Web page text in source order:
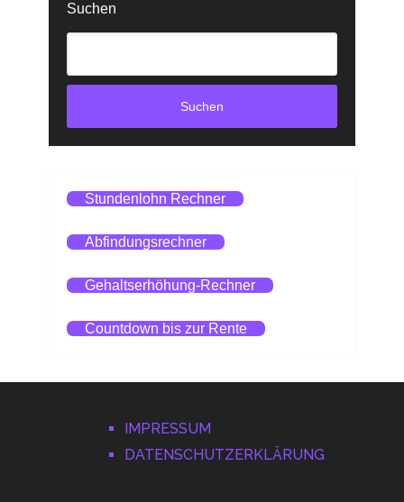
Suchen
Suchen
Stundenlohn Rechner
Abfindungsrechner
Gehaltserhöhung-Rechner
Countdown bis zur Rente
IMPRESSUM
DATENSCHUTZERKLÄRUNG